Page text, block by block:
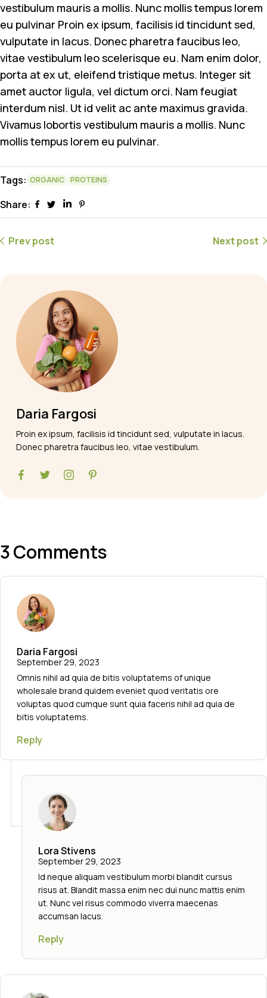
vestibulum mauris a mollis. Nunc mollis tempus lorem
eu pulvinar Proin ex ipsum, facilisis id tincidunt sed,
vulputate in lacus. Donec pharetra faucibus leo,
vitae vestibulum leo scelerisque eu. Nam enim dolor,
porta at ex ut, eleifend tristique metus. Integer sit
amet auctor ligula, vel dictum orci. Nam feugiat
interdum nisl. Ut id velit ac ante maximus gravida.
Vivamus lobortis vestibulum mauris a mollis. Nunc
mollis tempus lorem eu pulvinar.
Tags: ORGANIC PROTEINS
Share:
Prev post Next post
Daria Fargosi
Proin ex ipsum, facilisis id tincidunt sed, vulputate in lacus.
Donec pharetra faucibus leo, vitae vestibulum.
3 Comments
Daria Fargosi
September 29, 2023
Omnis nihil ad quia de bitis voluptatems of unique
wholesale brand quidem eveniet quod veritatis ore
voluptas quod cumque sunt quia faceris nihil ad quia de
bitis voluptatems.
Reply
Lora Stivens
September 29, 2023
Id neque aliquam vestibulum morbi blandit cursus
risus at. Blandit massa enim nec dui nunc mattis enim
ut. Nunc vel risus commodo viverra maecenas
accumsan lacus.
Reply